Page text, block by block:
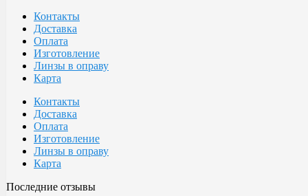
Контакты
Доставка
Оплата
Изготовление
Линзы в оправу
Карта
Контакты
Доставка
Оплата
Изготовление
Линзы в оправу
Карта
Последние отзывы